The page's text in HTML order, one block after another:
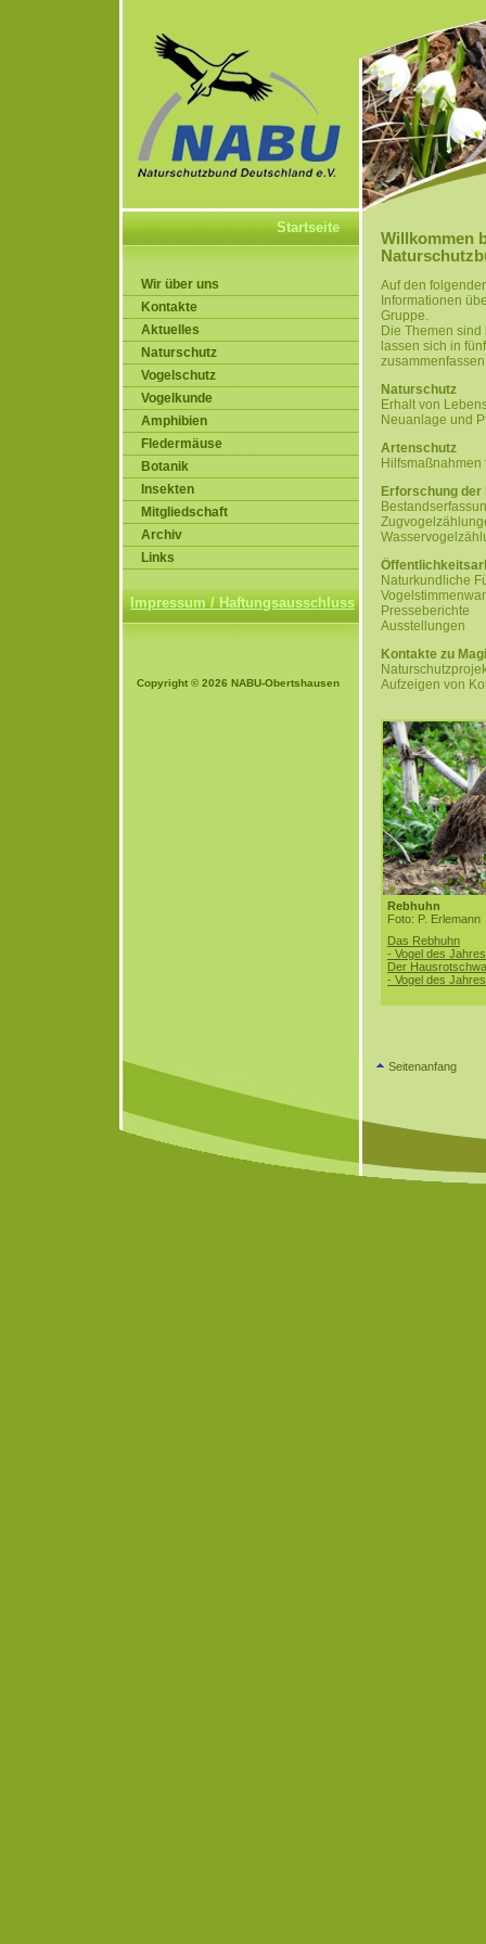
Startseite
Wir über uns
Kontakte
Aktuelles
Naturschutz
Vogelschutz
Vogelkunde
Amphibien
Fledermäuse
Botanik
Insekten
Mitgliedschaft
Archiv
Links
Impressum / Haftungsausschluss
Copyright © 2026 NABU-Obertshausen
Willkommen
Auf den
Informationen
Gruppe.
Die Themen
lassen sich in
Naturschutz
Erhalt von
Neuanlage und
Artenschutz
Erforschung der
Naturkundliche
Presseberichte
Ausstellungen
Kontakte zu
Aufzeigen von
Rebhuhn
Foto: P. Erlemann
Das Rebhuhn
- Vogel des
Der
- Vogel des
Seitenanfang